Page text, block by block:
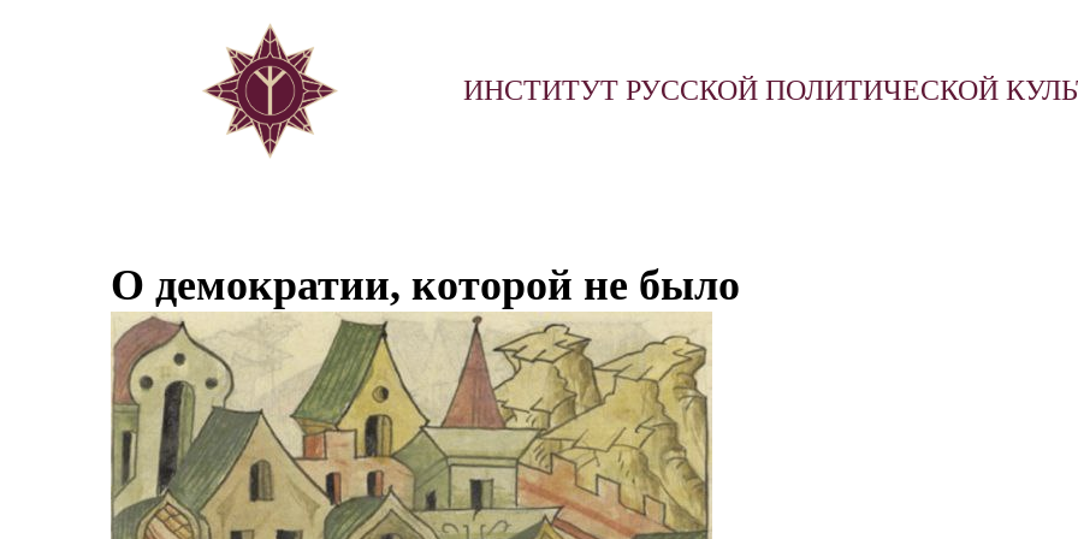
ИНСТИТУТ РУССКОЙ ПОЛИТИЧЕСКОЙ
О демократии, которой не было